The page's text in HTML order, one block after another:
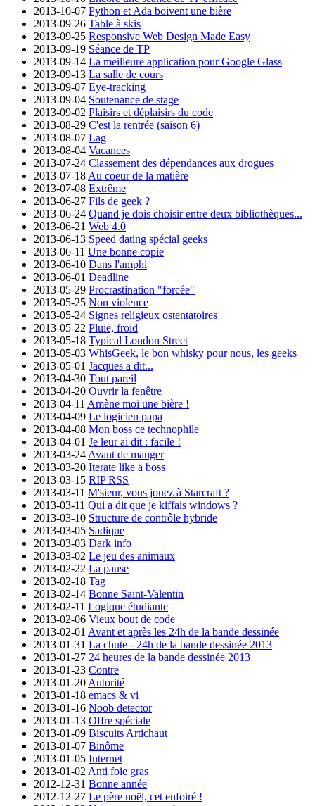
2013-10-07 Python et Ada boivent une bière
2013-09-26 Table à skis
2013-09-25 Responsive Web Design Made Easy
2013-09-19 Séance de TP
2013-09-14 La meilleure application pour Google Glass
2013-09-13 La salle de cours
2013-09-07 Eye-tracking
2013-09-04 Soutenance de stage
2013-09-02 Plaisirs et déplaisirs du code
2013-08-29 C'est la rentrée (saison 6)
2013-08-07 Lag
2013-08-04 Vacances
2013-07-24 Classement des dépendances aux drogues
2013-07-18 Au coeur de la matière
2013-07-08 Extrême
2013-06-27 Fils de geek ?
2013-06-24 Quand je dois choisir entre deux bibliothèques...
2013-06-21 Web 4.0
2013-06-13 Speed dating spécial geeks
2013-06-11 Une bonne copie
2013-06-10 Dans l'amphi
2013-06-01 Deadline
2013-05-29 Procrastination "forcée"
2013-05-25 Non violence
2013-05-24 Signes religieux ostentatoires
2013-05-22 Pluie, froid
2013-05-18 Typical London Street
2013-05-03 WhisGeek, le bon whisky pour nous, les geeks
2013-05-01 Jacques a dit...
2013-04-30 Tout pareil
2013-04-20 Ouvrir la fenêtre
2013-04-11 Amène moi une bière !
2013-04-09 Le logicien papa
2013-04-08 Mon boss ce technophile
2013-04-01 Je leur ai dit : facile !
2013-03-24 Avant de manger
2013-03-20 Iterate like a boss
2013-03-15 RIP RSS
2013-03-11 M'sieur, vous jouez à Starcraft ?
2013-03-11 Qui a dit que je kiffais windows ?
2013-03-10 Structure de contrôle hybride
2013-03-05 Sadique
2013-03-03 Dark info
2013-03-02 Le jeu des animaux
2013-02-22 La pause
2013-02-18 Tag
2013-02-14 Bonne Saint-Valentin
2013-02-11 Logique étudiante
2013-02-06 Vieux bout de code
2013-02-01 Avant et après les 24h de la bande dessinée
2013-01-31 La chute - 24h de la bande dessinée 2013
2013-01-27 24 heures de la bande dessinée 2013
2013-01-23 Contre
2013-01-20 Autorité
2013-01-18 emacs & vi
2013-01-16 Noob detector
2013-01-13 Offre spéciale
2013-01-09 Biscuits Artichaut
2013-01-07 Binôme
2013-01-05 Internet
2013-01-02 Anti foie gras
2012-12-31 Bonne année
2012-12-27 Le père noël, cet enfoiré !